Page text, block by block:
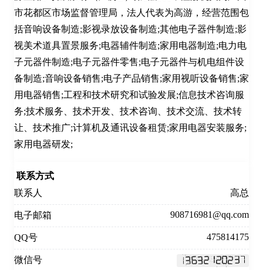
市花都区市场监督管理局，法人代表为高游，经营范围包
括音响设备制造;影视录放设备制造;其他电子器件制造;影
视美术道具置景服务;电器辅件制造;家用电器制造;电力电
子元器件制造;电子元器件零售;电子元器件与机电组件设
备制造;音响设备销售;电子产品销售;家用视听设备销售;家
用电器销售;工程和技术研究和试验发展;信息技术咨询服
务;技术服务、技术开发、技术咨询、技术交流、技术转
让、技术推广;计算机及通讯设备租赁;家用电器安装服务;
家用电器研发;
联系方式
联系人
高总
电子邮箱 908716981@qq.com
QQ号 475814175
微信号